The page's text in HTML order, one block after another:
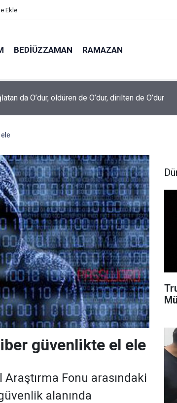
Ekle
BEDIÜZZAMAN RAMAZAN
da O’dur, öldüren de O’dur, dirilten de O’dur
güvenlikte el ele
Fonu arasındaki
alanında